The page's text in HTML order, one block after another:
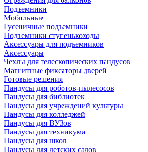
Подъемники
Мобильные
Гусеничные подъемники
Подъемники ступенькоходы
Аксессуары для подъемников
Аксессуары
Чехлы для телескопических пандусов
Магнитные фиксаторы дверей
Готовые решения
Пандусы для роботов-пылесосов
Пандусы для библиотек
Пандусы для учреждений культуры
Пандусы для колледжей
Пандусы для ВУЗов
Пандусы для техникума
Пандусы для школ
Пандусы для детских садов